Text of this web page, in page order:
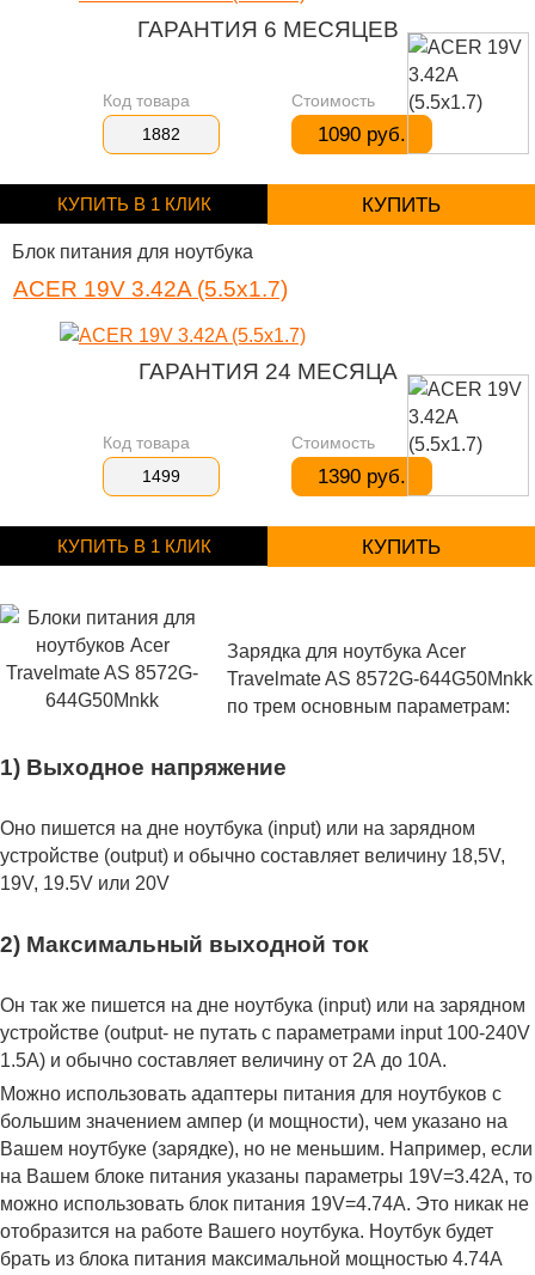
ГАРАНТИЯ 6 МЕСЯЦЕВ
Код товара
1882
Стоимость
1090 руб.
КУПИТЬ В 1 КЛИК КУПИТЬ
Блок питания для ноутбука
ACER 19V 3.42A (5.5x1.7)
ГАРАНТИЯ 24 МЕСЯЦА
Код товара
1499
Стоимость
1390 руб.
КУПИТЬ В 1 КЛИК КУПИТЬ
Зарядка для ноутбука Acer
Travelmate AS 8572G-644G50Mnkk
по трем основным параметрам:
1) Выходное напряжение
Оно пишется на дне ноутбука (input) или на зарядном
устройстве (output) и обычно составляет величину 18,5V,
19V, 19.5V или 20V
2) Максимальный выходной ток
Он так же пишется на дне ноутбука (input) или на зарядном
устройстве (output- не путать с параметрами input 100-240V
1.5A) и обычно составляет величину от 2А до 10A.
Можно использовать адаптеры питания для ноутбуков с
большим значением ампер (и мощности), чем указано на
Вашем ноутбуке (зарядке), но не меньшим. Например, если
на Вашем блоке питания указаны параметры 19V=3.42A, то
можно использовать блок питания 19V=4.74A. Это никак не
отобразится на работе Вашего ноутбука. Ноутбук будет
брать из блока питания максимальной мощностью 4.74А